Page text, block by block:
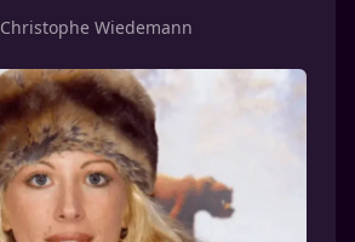
Christophe Wiedemann